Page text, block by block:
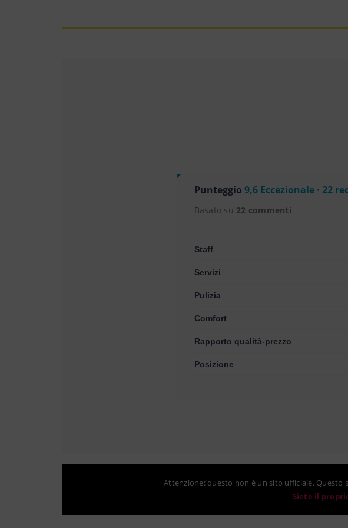
Punteggio 9,6 Eccezionale · 22
Basato su 22 commenti
Staff
Servizi
Pulizia
Comfort
Rapporto qualità-prezzo
Posizione
Attenzione: questo non è un sito ufficiale.
Siete il